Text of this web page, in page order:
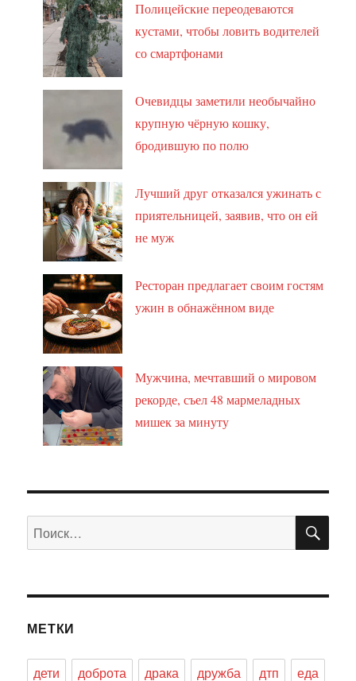
Полицейские переодеваются
кустами, чтобы ловить водителей
со смартфонами
Очевидцы заметили необычайно
крупную чёрную кошку,
бродившую по полю
Лучший друг отказался ужинать с
приятельницей, заявив, что он ей
не муж
Ресторан предлагает своим гостям
ужин в обнажённом виде
Мужчина, мечтавший о мировом
рекорде, съел 48 мармеладных
мишек за минуту
Искать:
МЕТКИ
дети доброта драка дружба дтп
еда